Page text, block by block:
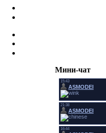
Мини-чат